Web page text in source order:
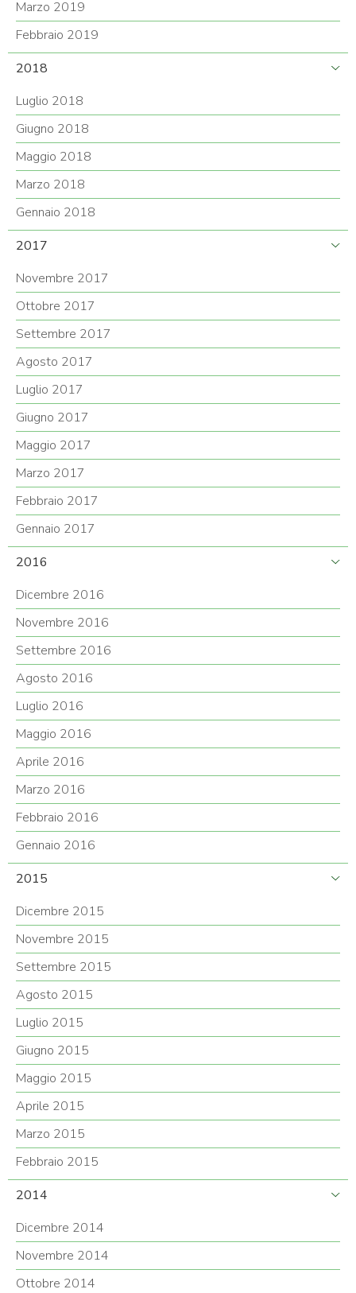
Marzo 2019
Febbraio 2019
2018
Luglio 2018
Giugno 2018
Maggio 2018
Marzo 2018
Gennaio 2018
2017
Novembre 2017
Ottobre 2017
Settembre 2017
Agosto 2017
Luglio 2017
Giugno 2017
Maggio 2017
Marzo 2017
Febbraio 2017
Gennaio 2017
2016
Dicembre 2016
Novembre 2016
Settembre 2016
Agosto 2016
Luglio 2016
Maggio 2016
Aprile 2016
Marzo 2016
Febbraio 2016
Gennaio 2016
2015
Dicembre 2015
Novembre 2015
Settembre 2015
Agosto 2015
Luglio 2015
Giugno 2015
Maggio 2015
Aprile 2015
Marzo 2015
Febbraio 2015
2014
Dicembre 2014
Novembre 2014
Ottobre 2014